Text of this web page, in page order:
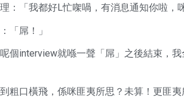
：「我都好L忙㗎喎，有消息通知你啦，
「屌！」
個interview就喺一聲「屌」之後結束，我
粗口橫飛，係咪匪夷所思？未算！更匪